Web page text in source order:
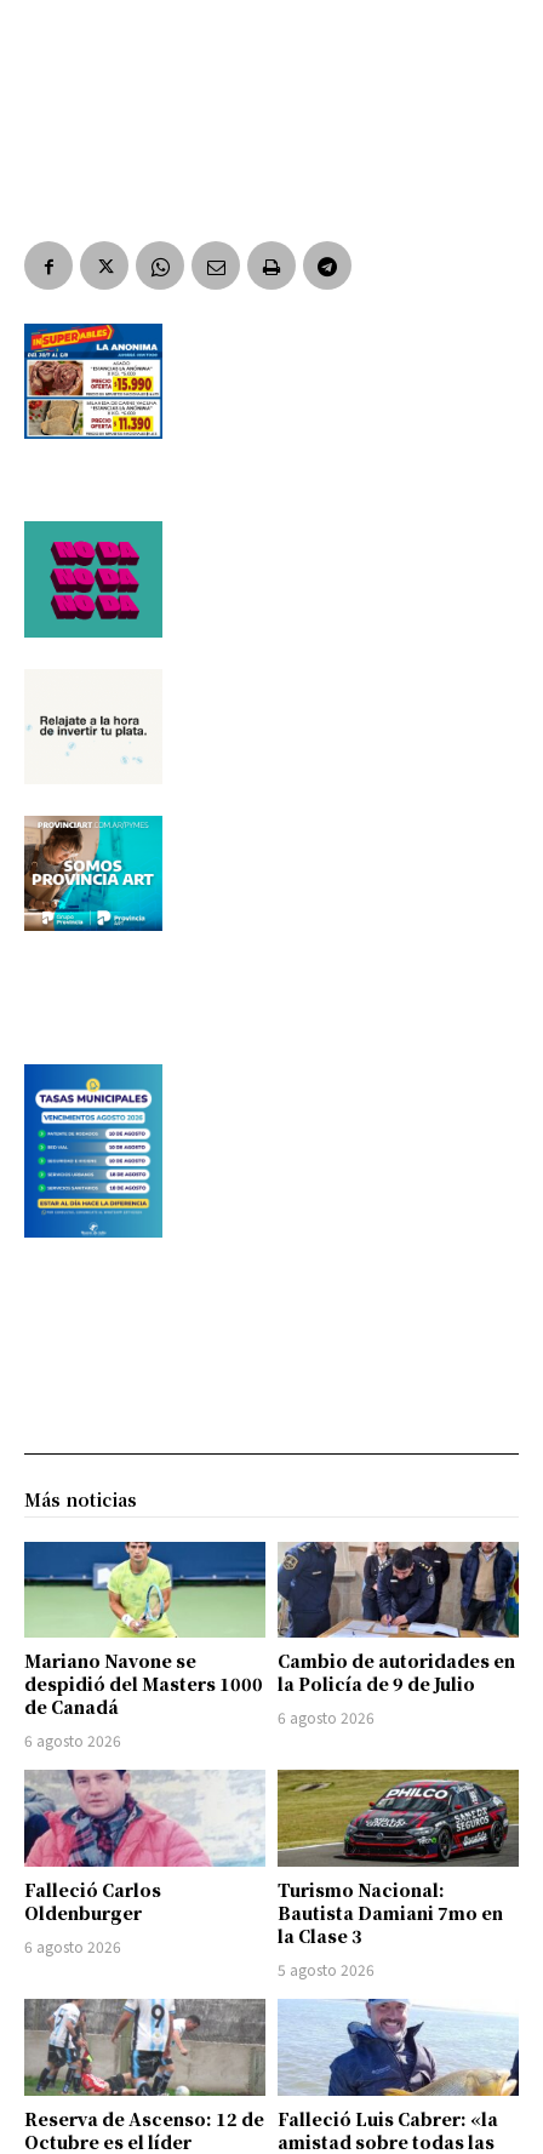
Más noticias
Mariano Navone se
despidió del Masters 1000
de Canadá
6 agosto 2026
Cambio de autoridades en
la Policía de 9 de Julio
6 agosto 2026
Falleció Carlos
Oldenburger
6 agosto 2026
Turismo Nacional:
Bautista Damiani 7mo en
la Clase 3
5 agosto 2026
Reserva de Ascenso: 12 de
Octubre es el líder
Falleció Luis Cabrer: «la
amistad sobre todas las